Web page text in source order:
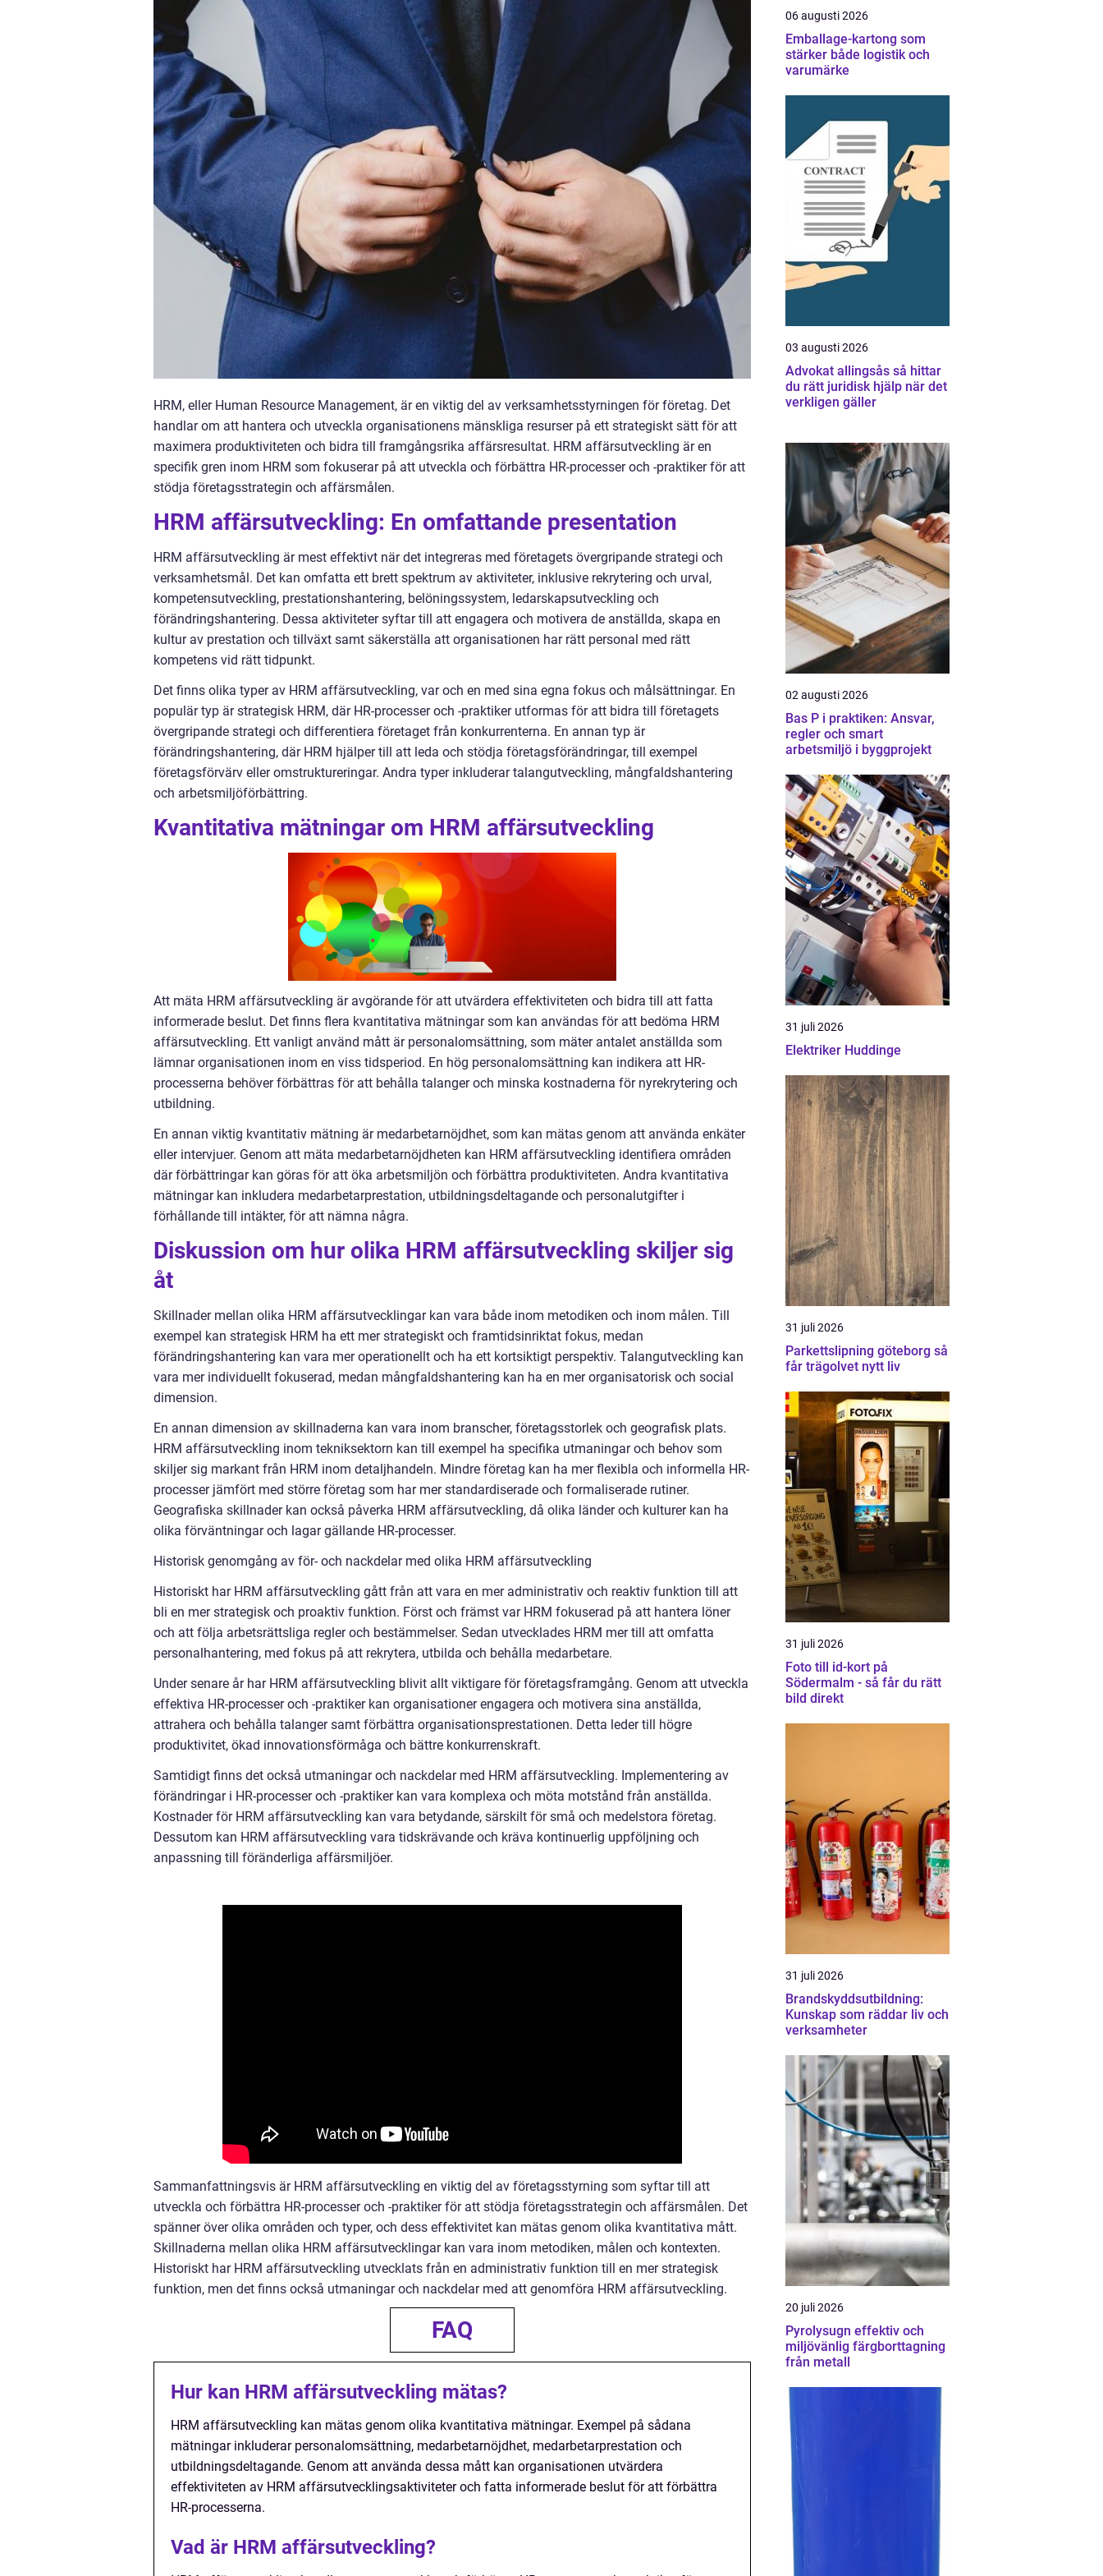
HRM, eller Human Resource Management, är en viktig del av verksamhetsstyrningen för företag. Det
handlar om att hantera och utveckla organisationens mänskliga resurser på ett strategiskt sätt för att
maximera produktiviteten och bidra till framgångsrika affärsresultat. HRM affärsutveckling är en
specifik gren inom HRM som fokuserar på att utveckla och förbättra HR-processer och -praktiker för att
stödja företagsstrategin och affärsmålen.
HRM affärsutveckling: En omfattande presentation
HRM affärsutveckling är mest effektivt när det integreras med företagets övergripande strategi och
verksamhetsmål. Det kan omfatta ett brett spektrum av aktiviteter, inklusive rekrytering och urval,
kompetensutveckling, prestationshantering, belöningssystem, ledarskapsutveckling och
förändringshantering. Dessa aktiviteter syftar till att engagera och motivera de anställda, skapa en
kultur av prestation och tillväxt samt säkerställa att organisationen har rätt personal med rätt
kompetens vid rätt tidpunkt.
Det finns olika typer av HRM affärsutveckling, var och en med sina egna fokus och målsättningar. En
populär typ är strategisk HRM, där HR-processer och -praktiker utformas för att bidra till företagets
övergripande strategi och differentiera företaget från konkurrenterna. En annan typ är
förändringshantering, där HRM hjälper till att leda och stödja företagsförändringar, till exempel
företagsförvärv eller omstruktureringar. Andra typer inkluderar talangutveckling, mångfaldshantering
och arbetsmiljöförbättring.
Kvantitativa mätningar om HRM affärsutveckling
Att mäta HRM affärsutveckling är avgörande för att utvärdera effektiviteten och bidra till att fatta
informerade beslut. Det finns flera kvantitativa mätningar som kan användas för att bedöma HRM
affärsutveckling. Ett vanligt använd mått är personalomsättning, som mäter antalet anställda som
lämnar organisationen inom en viss tidsperiod. En hög personalomsättning kan indikera att HR-
processerna behöver förbättras för att behålla talanger och minska kostnaderna för nyrekrytering och
utbildning.
En annan viktig kvantitativ mätning är medarbetarnöjdhet, som kan mätas genom att använda enkäter
eller intervjuer. Genom att mäta medarbetarnöjdheten kan HRM affärsutveckling identifiera områden
där förbättringar kan göras för att öka arbetsmiljön och förbättra produktiviteten. Andra kvantitativa
mätningar kan inkludera medarbetarprestation, utbildningsdeltagande och personalutgifter i
förhållande till intäkter, för att nämna några.
Diskussion om hur olika HRM affärsutveckling skiljer sig
åt
Skillnader mellan olika HRM affärsutvecklingar kan vara både inom metodiken och inom målen. Till
exempel kan strategisk HRM ha ett mer strategiskt och framtidsinriktat fokus, medan
förändringshantering kan vara mer operationellt och ha ett kortsiktigt perspektiv. Talangutveckling kan
vara mer individuellt fokuserad, medan mångfaldshantering kan ha en mer organisatorisk och social
dimension.
En annan dimension av skillnaderna kan vara inom branscher, företagsstorlek och geografisk plats.
HRM affärsutveckling inom tekniksektorn kan till exempel ha specifika utmaningar och behov som
skiljer sig markant från HRM inom detaljhandeln. Mindre företag kan ha mer flexibla och informella HR-
processer jämfört med större företag som har mer standardiserade och formaliserade rutiner.
Geografiska skillnader kan också påverka HRM affärsutveckling, då olika länder och kulturer kan ha
olika förväntningar och lagar gällande HR-processer.
Historisk genomgång av för- och nackdelar med olika HRM affärsutveckling
Historiskt har HRM affärsutveckling gått från att vara en mer administrativ och reaktiv funktion till att
bli en mer strategisk och proaktiv funktion. Först och främst var HRM fokuserad på att hantera löner
och att följa arbetsrättsliga regler och bestämmelser. Sedan utvecklades HRM mer till att omfatta
personalhantering, med fokus på att rekrytera, utbilda och behålla medarbetare.
Under senare år har HRM affärsutveckling blivit allt viktigare för företagsframgång. Genom att utveckla
effektiva HR-processer och -praktiker kan organisationer engagera och motivera sina anställda,
attrahera och behålla talanger samt förbättra organisationsprestationen. Detta leder till högre
produktivitet, ökad innovationsförmåga och bättre konkurrenskraft.
Samtidigt finns det också utmaningar och nackdelar med HRM affärsutveckling. Implementering av
förändringar i HR-processer och -praktiker kan vara komplexa och möta motstånd från anställda.
Kostnader för HRM affärsutveckling kan vara betydande, särskilt för små och medelstora företag.
Dessutom kan HRM affärsutveckling vara tidskrävande och kräva kontinuerlig uppföljning och
anpassning till föränderliga affärsmiljöer.
Sammanfattningsvis är HRM affärsutveckling en viktig del av företagsstyrning som syftar till att
utveckla och förbättra HR-processer och -praktiker för att stödja företagsstrategin och affärsmålen. Det
spänner över olika områden och typer, och dess effektivitet kan mätas genom olika kvantitativa mått.
Skillnaderna mellan olika HRM affärsutvecklingar kan vara inom metodiken, målen och kontexten.
Historiskt har HRM affärsutveckling utvecklats från en administrativ funktion till en mer strategisk
funktion, men det finns också utmaningar och nackdelar med att genomföra HRM affärsutveckling.
FAQ
Hur kan HRM affärsutveckling mätas?
HRM affärsutveckling kan mätas genom olika kvantitativa mätningar. Exempel på sådana
mätningar inkluderar personalomsättning, medarbetarnöjdhet, medarbetarprestation och
utbildningsdeltagande. Genom att använda dessa mått kan organisationen utvärdera
effektiviteten av HRM affärsutvecklingsaktiviteter och fatta informerade beslut för att förbättra
HR-processerna.
Vad är HRM affärsutveckling?
06 augusti 2026
Emballage-kartong som
stärker både logistik och
varumärke
03 augusti 2026
Advokat allingsås så hittar
du rätt juridisk hjälp när det
verkligen gäller
02 augusti 2026
Bas P i praktiken: Ansvar,
regler och smart
arbetsmiljö i byggprojekt
31 juli 2026
Elektriker Huddinge
31 juli 2026
Parkettslipning göteborg så
får trägolvet nytt liv
31 juli 2026
Foto till id-kort på
Södermalm - så får du rätt
bild direkt
31 juli 2026
Brandskyddsutbildning:
Kunskap som räddar liv och
verksamheter
20 juli 2026
Pyrolysugn effektiv och
miljövänlig färgborttagning
från metall